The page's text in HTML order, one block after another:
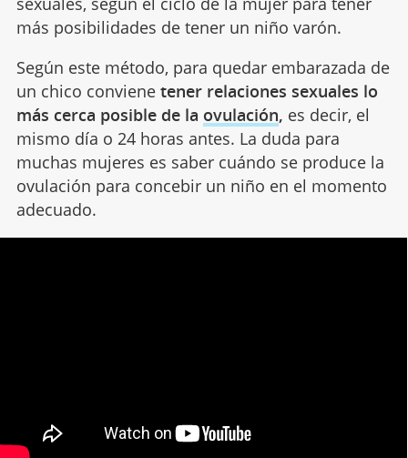
más posibilidades de tener un niño varón.
Según este método, para quedar embarazada de
un chico conviene tener relaciones sexuales lo
más cerca posible de la ovulación, es decir, el
mismo día o 24 horas antes. La duda para
muchas mujeres es saber cuándo se produce la
ovulación para concebir un niño en el momento
adecuado.